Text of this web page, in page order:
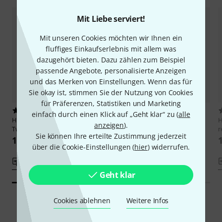
Mit Liebe serviert!
Mit unseren Cookies möchten wir Ihnen ein
fluffiges Einkaufserlebnis mit allem was
dazugehört bieten. Dazu zählen zum Beispiel
passende Angebote, personalisierte Anzeigen
und das Merken von Einstellungen. Wenn das für
Sie okay ist, stimmen Sie der Nutzung von Cookies
für Präferenzen, Statistiken und Marketing
einfach durch einen Klick auf „Geht klar“ zu (alle
anzeigen).
Sie können Ihre erteilte Zustimmung jederzeit
über die Cookie-Einstellungen (hier) widerrufen.
Geht klar
Cookies ablehnen Weitere Infos
HohnerBravo III 72 myColor
Twilight
1.725 CHF
HohnerBravo III 72 Black silent
key
1.545 CHF